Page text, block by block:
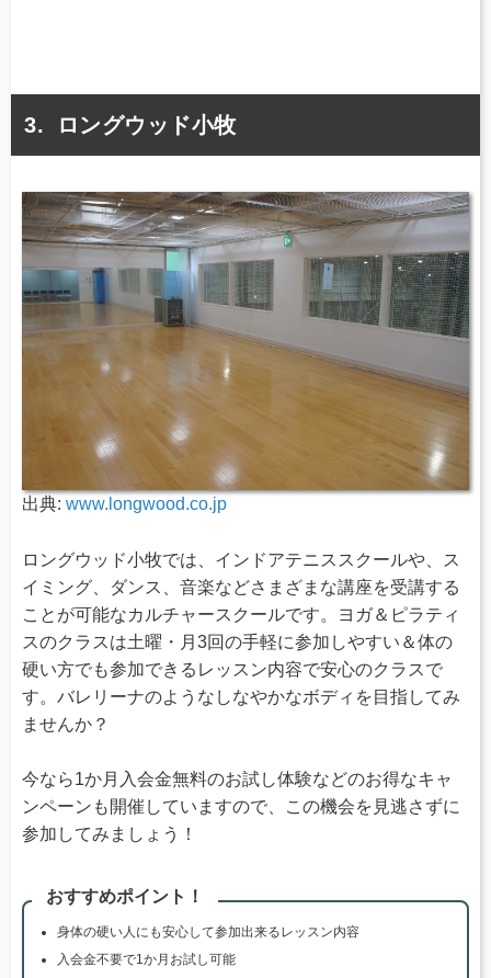
ロングウッド小牧
出典: www.longwood.co.jp
ロングウッド小牧では、インドアテニススクールや、ス
イミング、ダンス、音楽などさまざまな講座を受講する
ことが可能なカルチャースクールです。ヨガ＆ピラティ
スのクラスは土曜・月3回の手軽に参加しやすい＆体の
硬い方でも参加できるレッスン内容で安心のクラスで
す。バレリーナのようなしなやかなボディを目指してみ
ませんか？
今なら1か月入会金無料のお試し体験などのお得なキャ
ンペーンも開催していますので、この機会を見逃さずに
参加してみましょう！
おすすめポイント！
身体の硬い人にも安心して参加出来るレッスン内容
入会金不要で1か月お試し可能